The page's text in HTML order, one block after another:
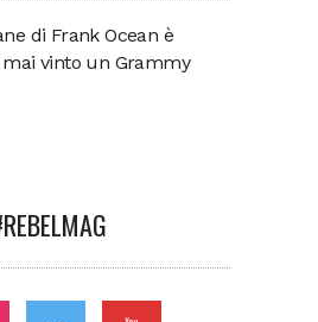
di Frank Ocean è
mai vinto un Grammy